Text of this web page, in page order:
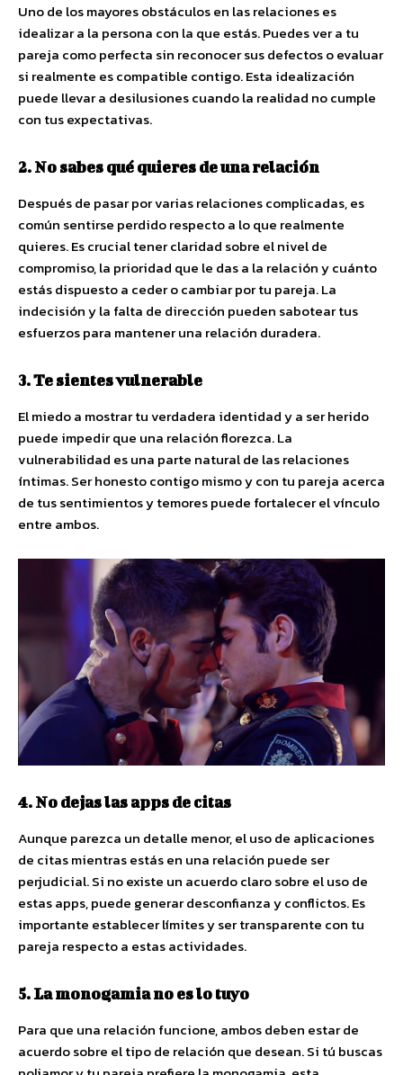
Uno de los mayores obstáculos en las relaciones es
idealizar a la persona con la que estás. Puedes ver a tu
pareja como perfecta sin reconocer sus defectos o evaluar
si realmente es compatible contigo. Esta idealización
puede llevar a desilusiones cuando la realidad no cumple
con tus expectativas.
2. No sabes qué quieres de una relación
Después de pasar por varias relaciones complicadas, es
común sentirse perdido respecto a lo que realmente
quieres. Es crucial tener claridad sobre el nivel de
compromiso, la prioridad que le das a la relación y cuánto
estás dispuesto a ceder o cambiar por tu pareja. La
indecisión y la falta de dirección pueden sabotear tus
esfuerzos para mantener una relación duradera.
3. Te sientes vulnerable
El miedo a mostrar tu verdadera identidad y a ser herido
puede impedir que una relación florezca. La
vulnerabilidad es una parte natural de las relaciones
íntimas. Ser honesto contigo mismo y con tu pareja acerca
de tus sentimientos y temores puede fortalecer el vínculo
entre ambos.
4. No dejas las apps de citas
Aunque parezca un detalle menor, el uso de aplicaciones
de citas mientras estás en una relación puede ser
perjudicial. Si no existe un acuerdo claro sobre el uso de
estas apps, puede generar desconfianza y conflictos. Es
importante establecer límites y ser transparente con tu
pareja respecto a estas actividades.
5. La monogamia no es lo tuyo
Para que una relación funcione, ambos deben estar de
acuerdo sobre el tipo de relación que desean. Si tú buscas